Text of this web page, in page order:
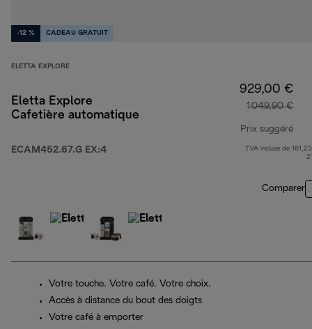
-12 % CADEAU GRATUIT
ELETTA EXPLORE
Eletta Explore
Cafetière automatique
ECAM452.67.G EX:4
929,00 €
1 049,90 €
Prix suggéré
TVA incluse de
Comparer
Votre touche. Votre café. Votre choix.
Accès à distance du bout des doigts
Votre café à emporter